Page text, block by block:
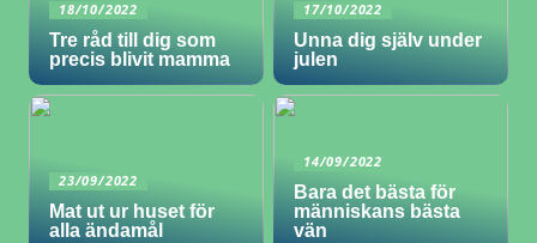
18/10/2022
Tre råd till dig som
precis blivit mamma
17/10/2022
Unna dig själv under
julen
23/09/2022
Mat ut ur huset för
alla ändamål
14/09/2022
Bara det bästa för
människans bästa
vän